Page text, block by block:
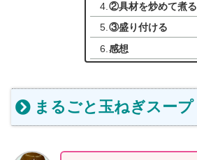
②具材を炒めて煮る
③盛り付ける
感想
まるごと玉ねぎスープ